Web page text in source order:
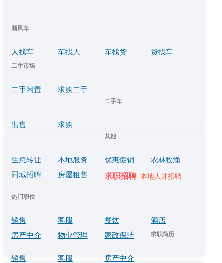
顺风车
人找车 车找人 车找货 货找车
二手市场
二手闲置 求购二手
二手车
出售 求购
其他
生意转让 本地服务 优惠促销
农林牧渔
同城招聘
房屋租售 求职招聘 本地人才招聘
热门职位
销售 客服 餐饮
酒店
房产中介
物业管理 家政保洁 求职简历
销售 客服 房产中介